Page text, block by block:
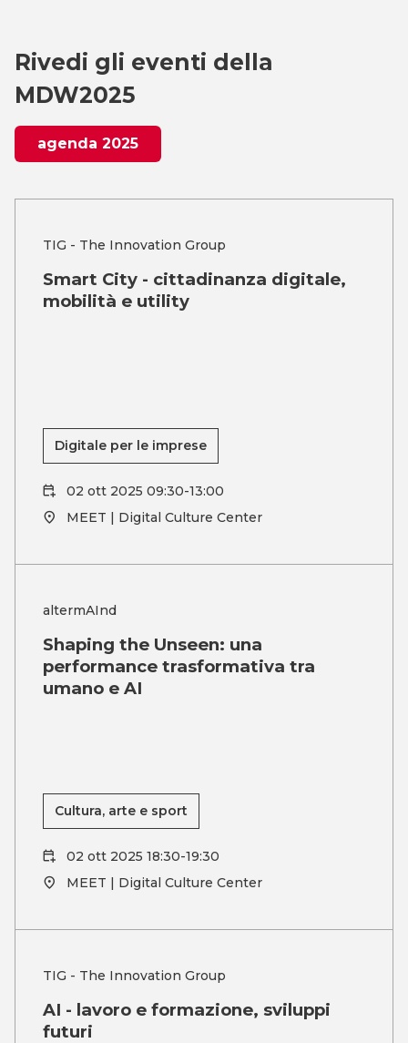
Rivedi gli eventi della
MDW2025
agenda 2025
TIG - The Innovation Group
Smart City - cittadinanza digitale,
mobilità e utility
Digitale per le imprese
02 ott 2025 09:30-13:00
MEET | Digital Culture Center
altermAInd
Shaping the Unseen: una
performance trasformativa tra
umano e AI
Cultura, arte e sport
02 ott 2025 18:30-19:30
MEET | Digital Culture Center
TIG - The Innovation Group
AI - lavoro e formazione, sviluppi
futuri